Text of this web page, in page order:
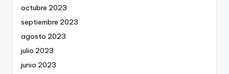
octubre 2023
septiembre 2023
agosto 2023
julio 2023
junio 2023